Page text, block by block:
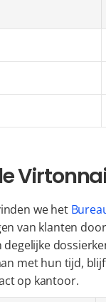
we het
van klanten
met hun tijd,
op kantoor.